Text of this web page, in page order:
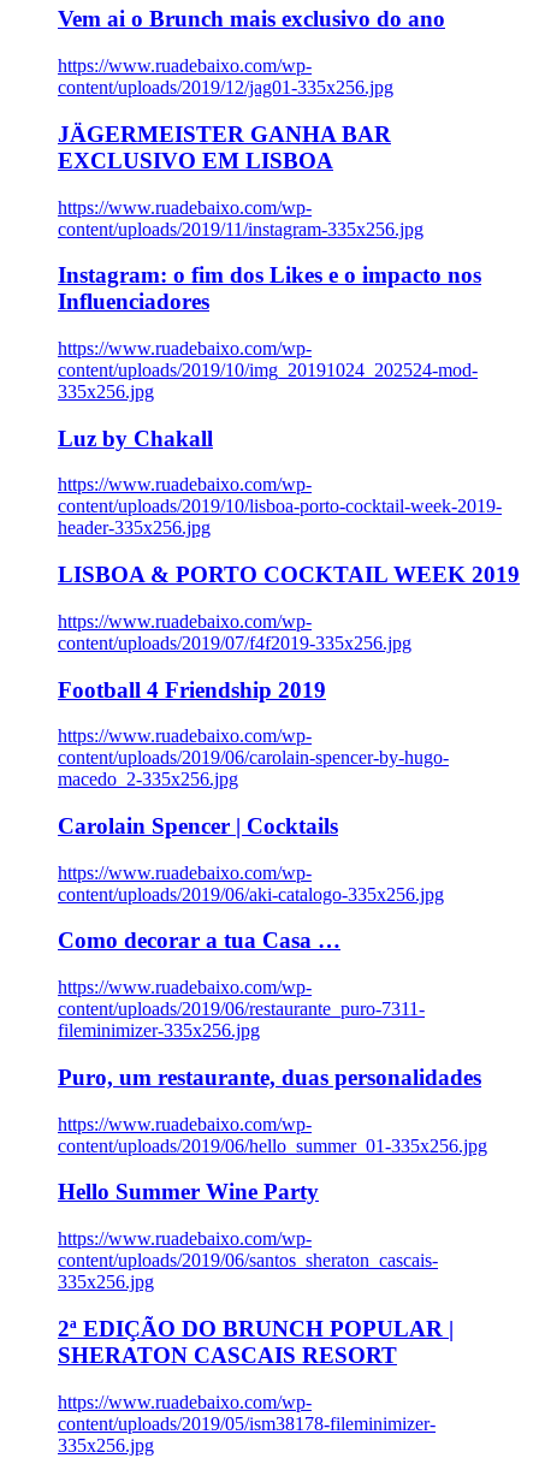
Vem ai o Brunch mais exclusivo do ano
https://www.ruadebaixo.com/wp-
content/uploads/2019/12/jag01-335x256.jpg
JÄGERMEISTER GANHA BAR
EXCLUSIVO EM LISBOA
https://www.ruadebaixo.com/wp-
content/uploads/2019/11/instagram-335x256.jpg
Instagram: o fim dos Likes e o impacto nos
Influenciadores
https://www.ruadebaixo.com/wp-
content/uploads/2019/10/img_20191024_202524-mod-
335x256.jpg
Luz by Chakall
https://www.ruadebaixo.com/wp-
content/uploads/2019/10/lisboa-porto-cocktail-week-2019-
header-335x256.jpg
LISBOA & PORTO COCKTAIL WEEK 2019
https://www.ruadebaixo.com/wp-
content/uploads/2019/07/f4f2019-335x256.jpg
Football 4 Friendship 2019
https://www.ruadebaixo.com/wp-
content/uploads/2019/06/carolain-spencer-by-hugo-
macedo_2-335x256.jpg
Carolain Spencer | Cocktails
https://www.ruadebaixo.com/wp-
content/uploads/2019/06/aki-catalogo-335x256.jpg
Como decorar a tua Casa …
https://www.ruadebaixo.com/wp-
content/uploads/2019/06/restaurante_puro-7311-
fileminimizer-335x256.jpg
Puro, um restaurante, duas personalidades
https://www.ruadebaixo.com/wp-
content/uploads/2019/06/hello_summer_01-335x256.jpg
Hello Summer Wine Party
https://www.ruadebaixo.com/wp-
content/uploads/2019/06/santos_sheraton_cascais-
335x256.jpg
2ª EDIÇÃO DO BRUNCH POPULAR |
SHERATON CASCAIS RESORT
https://www.ruadebaixo.com/wp-
content/uploads/2019/05/ism38178-fileminimizer-
335x256.jpg